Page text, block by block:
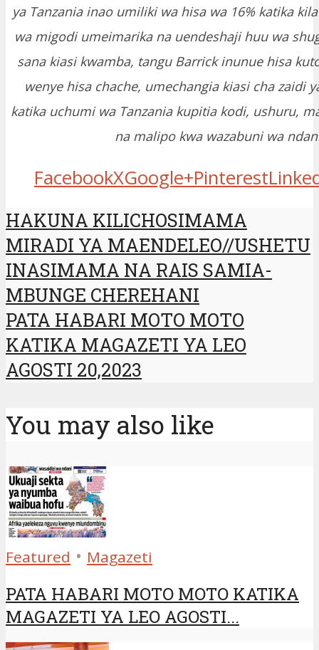
ya Tanzania inao umiliki wa hisa wa 16% katika
wa migodi umeimarika na uendeshaji huu wa
sana kiasi kwamba, tangu Barrick inunue hisa
wenye hisa chache, umechangia kiasi cha zaidi
katika uchumi wa Tanzania kupitia kodi, ushuru,
na malipo kwa wazabuni wa
FacebookXGoogle+Pinterest
HAKUNA KILICHOSIMAMA
MIRADI YA MAENDELEO//USHETU
INASIMAMA NA RAIS SAMIA-
MBUNGE CHEREHANI
PATA HABARI MOTO MOTO
KATIKA MAGAZETI YA LEO
AGOSTI 20,2023
You may also like
Featured • Magazeti
PATA HABARI MOTO MOTO KATIKA
MAGAZETI YA LEO AGOSTI...